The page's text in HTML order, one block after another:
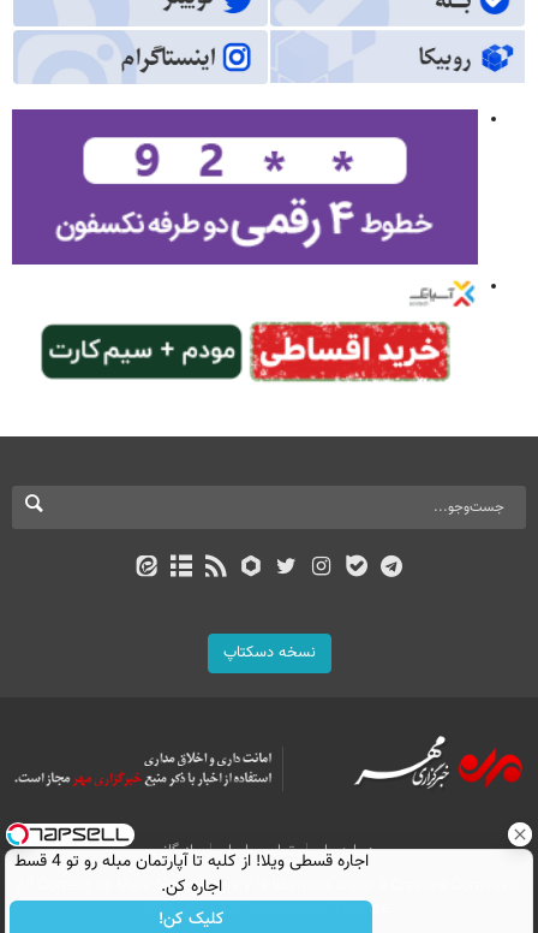
نسخه دسکتاپ
درباره ما تماس با ما
بازرگانی
All Content by Mehr News Agency is licensed under a Creative Commons
Attribution 4.0 International License.
اجاره‌ قسطی ویلا! از کلبه تا آپارتمان مبله رو تو 4 قسط
اجاره کن.
کلیک کن!